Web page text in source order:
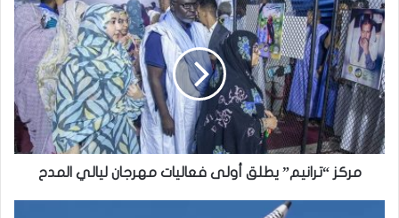
مركز “ترانيم” يطلق أولى فعاليات مهرجان ليالي المدح